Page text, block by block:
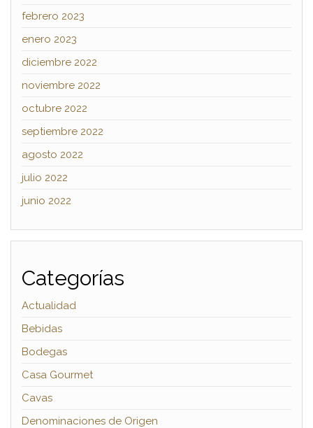
febrero 2023
enero 2023
diciembre 2022
noviembre 2022
octubre 2022
septiembre 2022
agosto 2022
julio 2022
junio 2022
Categorías
Actualidad
Bebidas
Bodegas
Casa Gourmet
Cavas
Denominaciones de Origen